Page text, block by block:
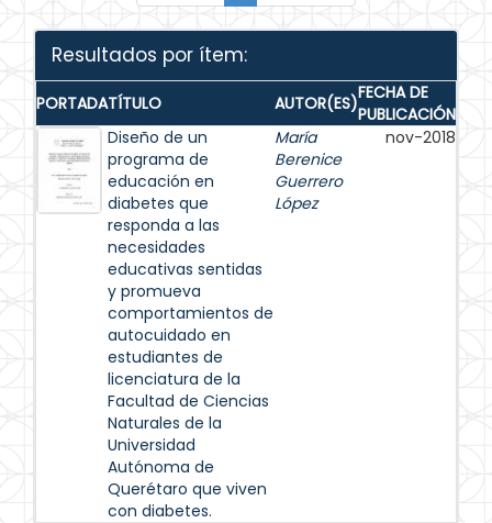
Resultados por ítem:
PORTADATÍTULO AUTOR(ES)FECHA DE
PUBLICACIÓN
Diseño de un
programa de
educación en
diabetes que
responda a las
necesidades
educativas sentidas
y promueva
comportamientos de
autocuidado en
estudiantes de
licenciatura de la
Facultad de Ciencias
Naturales de la
Universidad
Autónoma de
Querétaro que viven
con diabetes.
María
Berenice
Guerrero
López
nov-2018